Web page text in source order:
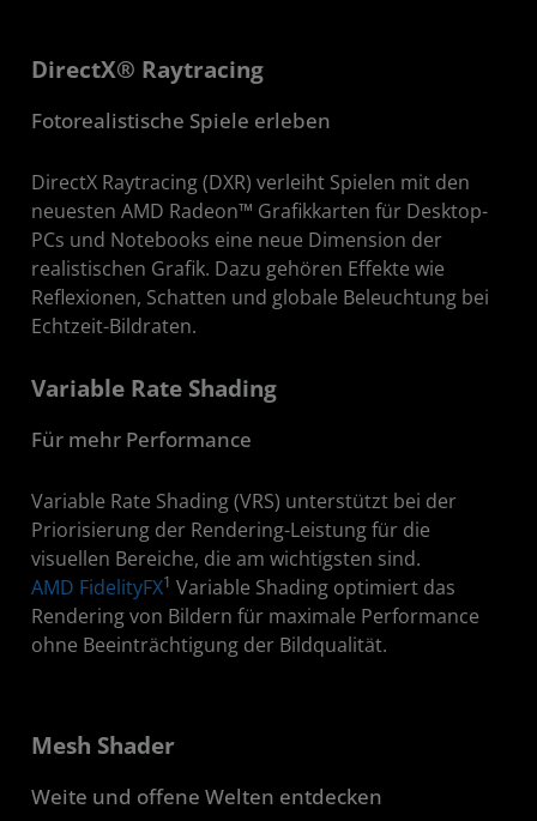
DirectX® Raytracing
Fotorealistische Spiele erleben
DirectX Raytracing (DXR) verleiht Spielen mit den
neuesten AMD Radeon™ Grafikkarten für Desktop-
PCs und Notebooks eine neue Dimension der
realistischen Grafik. Dazu gehören Effekte wie
Reflexionen, Schatten und globale Beleuchtung bei
Echtzeit-Bildraten.
Variable Rate Shading
Für mehr Performance
Variable Rate Shading (VRS) unterstützt bei der
Priorisierung der Rendering-Leistung für die
visuellen Bereiche, die am wichtigsten sind.
AMD FidelityFX1 Variable Shading optimiert das
Rendering von Bildern für maximale Performance
ohne Beeinträchtigung der Bildqualität.
Mesh Shader
Weite und offene Welten entdecken